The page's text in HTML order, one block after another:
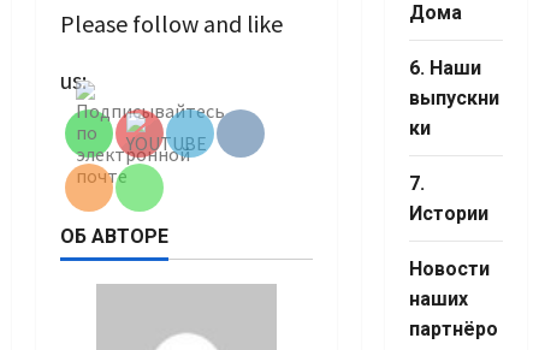
Please follow and like
us:Channel ID
ОБ АВТОРЕ
Дома
6. Наши
выпускни
ки
7.
Истории
Новости
наших
партнёро